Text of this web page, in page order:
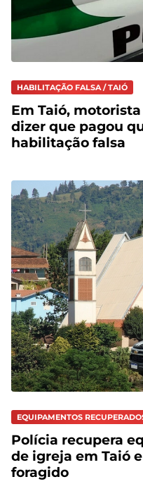
HABILITAÇÃO FALSA / TAIÓ
Em Taió, motorista
dizer que pagou
habilitação falsa
EQUIPAMENTOS
Polícia recupera
de igreja em Taió
foragido